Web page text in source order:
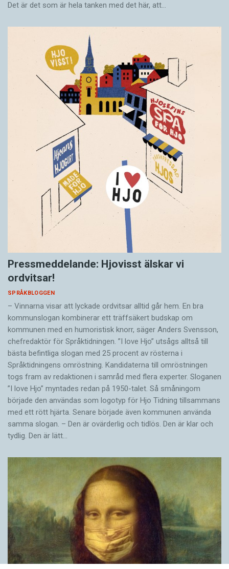
Det är det som är hela tanken med det här, att…
Pressmeddelande: Hjovisst älskar vi
ordvitsar!
SPRÅKBLOGGEN
– Vinnarna visar att lyckade ordvitsar alltid går hem. En bra
kommunslogan kombinerar ett träffsäkert budskap om
kommunen med en humoristisk knorr, säger Anders Svensson,
chefredaktör för Språktidningen. ”I love Hjo” utsågs alltså till
bästa befintliga slogan med 25 procent av rösterna i
Språktidningens omröstning. Kandidaterna till omröstningen
togs fram av redaktionen i samråd med flera experter. Sloganen
”I love Hjo” myntades redan på 1950-talet. Så småningom
började den användas som logotyp för Hjo Tidning tillsammans
med ett rött hjärta. Senare började även kommunen använda
samma slogan. – Den är ovärderlig och tidlös. Den är klar och
tydlig. Den är lätt…